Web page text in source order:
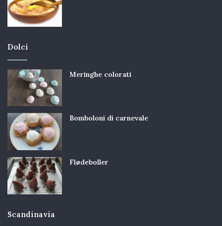
Dolci
Meringhe colorati
Bomboloni di carnevale
Flødeboller
Scandinavia